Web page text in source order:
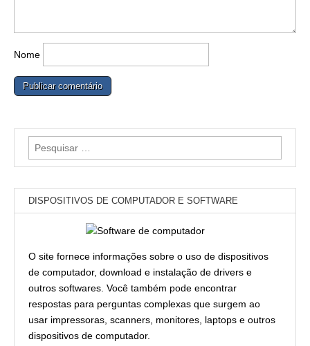
Nome
Pesquisar
por:
DISPOSITIVOS DE COMPUTADOR E SOFTWARE
O site fornece informações sobre o uso de dispositivos
de computador, download e instalação de drivers e
outros softwares. Você também pode encontrar
respostas para perguntas complexas que surgem ao
usar impressoras, scanners, monitores, laptops e outros
dispositivos de computador.